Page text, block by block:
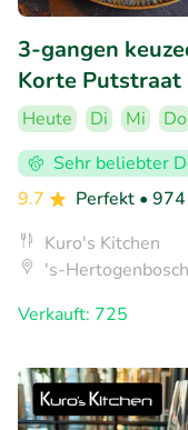
3-gangen
Korte Putstraat
Heute Di Mi Do
Sehr beliebter
9.7
Perfekt •
Kuro's Kitchen
's-
Verkauft: 725